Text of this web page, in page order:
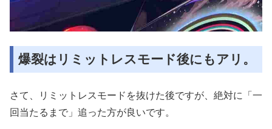
爆裂はリミットレスモード後にもアリ。
さて、リミットレスモードを抜けた後ですが、絶対に「一
回当たるまで」追った方が良いです。